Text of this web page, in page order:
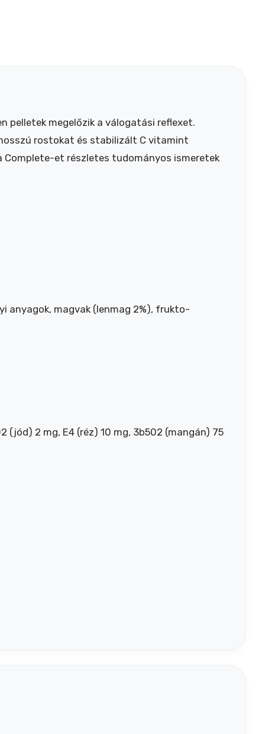
pelletek megelőzik a válogatási reflexet.
rostokat és stabilizált C vitamint
Complete-et részletes tudományos ismeretek
anyagok, magvak (lenmag 2%), frukto-
2 mg, E4 (réz) 10 mg, 3b502 (mangán) 75